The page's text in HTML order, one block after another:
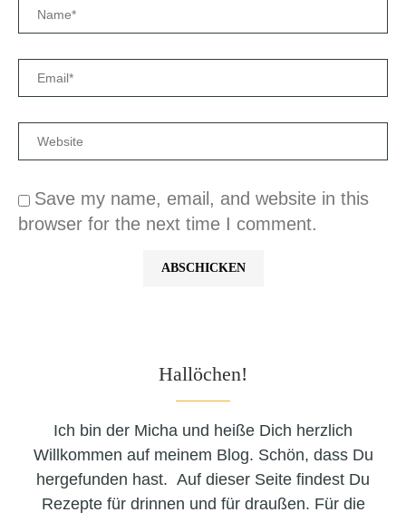
Save my name, email, and website in this
browser for the next time I comment.
Hallöchen!
Ich bin der Micha und heiße Dich herzlich
Willkommen auf meinem Blog. Schön, dass Du
hergefunden hast. Auf dieser Seite findest Du
Rezepte für drinnen und für draußen. Für die